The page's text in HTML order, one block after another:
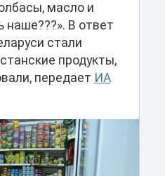
масло и
наше???». В ответ
стали
продукты,
передает ИА